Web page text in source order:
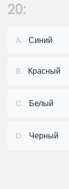
20:
A. Синий
B. Красный
C. Белый
D. Черный